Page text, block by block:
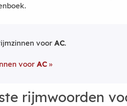
voor AC.
voor AC
rijmwoorden